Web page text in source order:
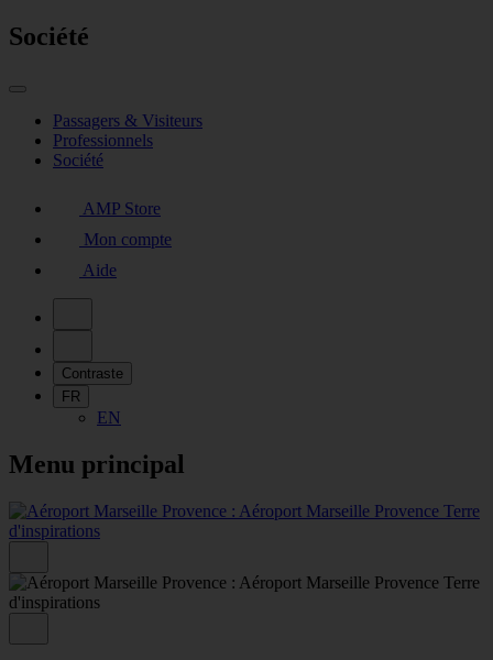
Société
Passagers & Visiteurs
Professionnels
Société
AMP Store
Mon compte
Aide
Contraste
FR
EN
Menu principal